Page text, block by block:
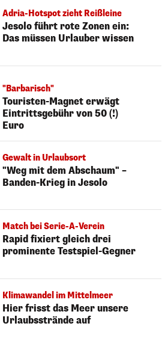
Adria-Hotspot zieht Reißleine
Jesolo führt rote Zonen ein:
Das müssen Urlauber wissen
"Barbarisch"
Touristen-Magnet erwägt
Eintrittsgebühr von 50 (!)
Euro
Gewalt in Urlaubsort
"Weg mit dem Abschaum" –
Banden-Krieg in Jesolo
Match bei Serie-A-Verein
Rapid fixiert gleich drei
prominente Testspiel-Gegner
Klimawandel im Mittelmeer
Hier frisst das Meer unsere
Urlaubsstrände auf